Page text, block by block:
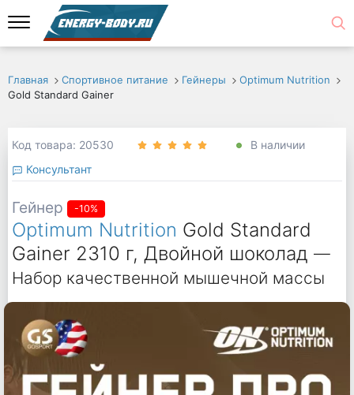
Главная Спортивное питание Гейнеры
Optimum Nutrition
Gold Standard Gainer
Код товара: 20530
В наличии
Консультант
Гейнер -10%
Optimum Nutrition Gold Standard
Gainer 2310 г, Двойной шоколад —
Набор качественной мышечной массы